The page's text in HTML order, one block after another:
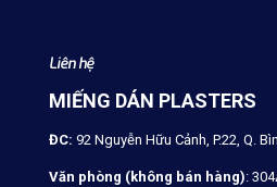
Liên hệ
MIẾNG DÁN PLASTERS
ĐC: 92 Nguyễn Hữu Cảnh, P.22, Q.
Văn phòng (không bán hàng):